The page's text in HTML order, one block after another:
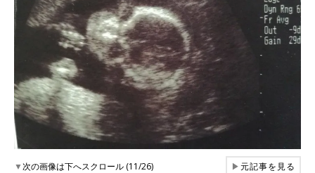
▼次の画像は下へスクロール (11/26) ▶元記事を見る